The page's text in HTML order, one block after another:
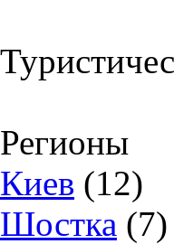
Регионы
Киев (12)
Шостка (7)